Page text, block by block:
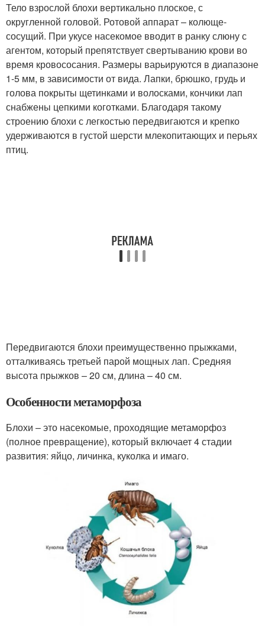
Тело взрослой блохи вертикально плоское, с
округленной головой. Ротовой аппарат – колюще-
сосущий. При укусе насекомое вводит в ранку слюну с
агентом, который препятствует свертыванию крови во
время кровососания. Размеры варьируются в диапазоне
1-5 мм, в зависимости от вида. Лапки, брюшко, грудь и
голова покрыты щетинками и волосками, кончики лап
снабжены цепкими коготками. Благодаря такому
строению блохи с легкостью передвигаются и крепко
удерживаются в густой шерсти млекопитающих и перьях
птиц.
Передвигаются блохи преимущественно прыжками,
отталкиваясь третьей парой мощных лап. Средняя
высота прыжков – 20 см, длина – 40 см.
Особенности метаморфоза
Блохи – это насекомые, проходящие метаморфоз
(полное превращение), который включает 4 стадии
развития: яйцо, личинка, куколка и имаго.